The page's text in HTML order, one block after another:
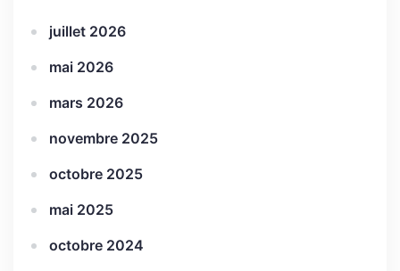
juillet 2026
mai 2026
mars 2026
novembre 2025
octobre 2025
mai 2025
octobre 2024